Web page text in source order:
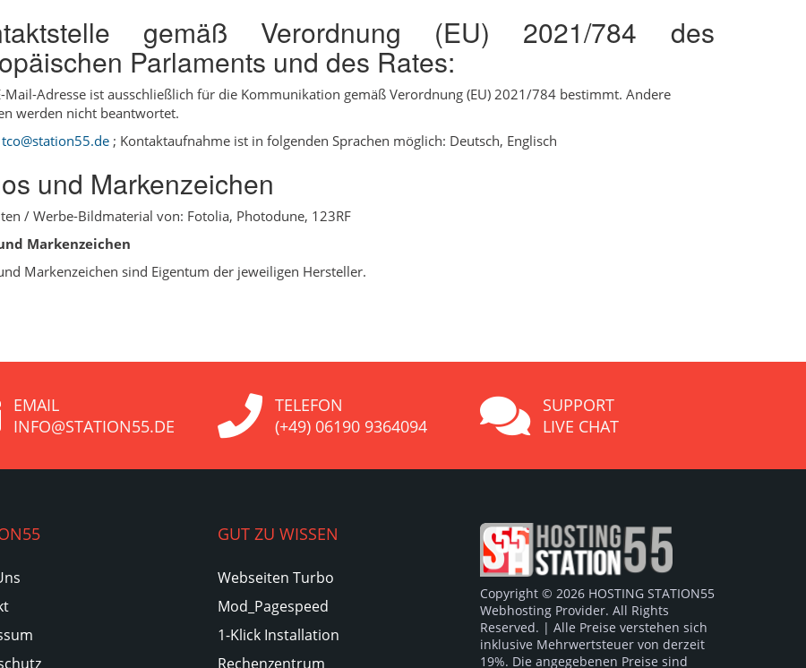
gemäß Verordnung (EU) 2021/784 des
Parlaments und des Rates:
Mail-Adresse ist ausschließlich für die Kommunikation gemäß Verordnung (EU) 2021/784 bestimmt. Andere
werden nicht beantwortet.
tco@station55.de; Kontaktaufnahme ist in folgenden Sprachen möglich: Deutsch, Englisch
und Markenzeichen
/ Werbe-Bildmaterial von: Fotolia, Photodune, 123RF
Markenzeichen
Markenzeichen sind Eigentum der jeweiligen Hersteller.
EMAIL
INFO@STATION55.DE
TELEFON
(+49) 06190 9364094
SUPPORT
LIVE CHAT
GUT ZU WISSEN
Webseiten Turbo
Mod_Pagespeed
1-Klick Installation
Rechenzentrum
Copyright © 2026 HOSTING STATION55
Webhosting Provider. All Rights
Reserved. | Alle Preise verstehen sich
inklusive Mehrwertsteuer von derzeit
19%. Die angegebenen Preise sind